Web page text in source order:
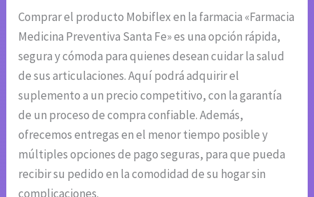
Comprar el producto Mobiflex en la farmacia «Farmacia
Medicina Preventiva Santa Fe» es una opción rápida,
segura y cómoda para quienes desean cuidar la salud
de sus articulaciones. Aquí podrá adquirir el
suplemento a un precio competitivo, con la garantía
de un proceso de compra confiable. Además,
ofrecemos entregas en el menor tiempo posible y
múltiples opciones de pago seguras, para que pueda
recibir su pedido en la comodidad de su hogar sin
complicaciones.